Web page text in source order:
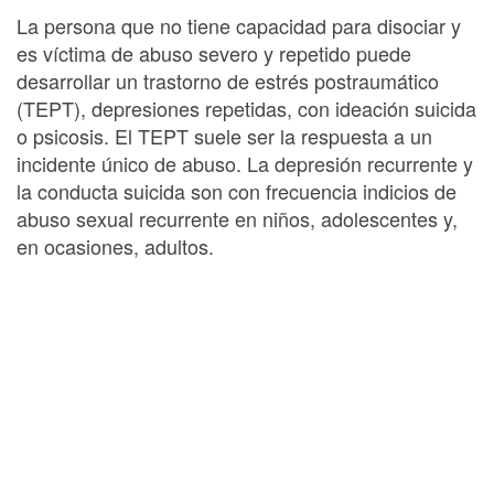
La persona que no tiene capacidad para disociar y
es víctima de abuso severo y repetido puede
desarrollar un trastorno de estrés postraumático
(TEPT), depresiones repetidas, con ideación suicida
o psicosis. El TEPT suele ser la respuesta a un
incidente único de abuso. La depresión recurrente y
la conducta suicida son con frecuencia indicios de
abuso sexual recurrente en niños, adolescentes y,
en ocasiones, adultos.